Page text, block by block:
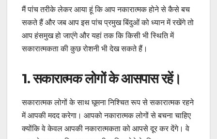
मैं पांच तरीके लेकर आया हूं कि आप नकारात्मक होने से कैसे बच
सकते हैं और जब आप इस पांच प्रमुख बिंदुओं को ध्यान में रखेंगे तो
आप हंसमुख हो जाएंगे और यहां तक ​​कि किसी भी स्थिति में
सकारात्मकता की कुछ रोशनी भी देख सकते हैं।
1. सकारात्मक लोगों के आसपास रहें।
सकारात्मक लोगों के साथ घूमना निश्चित रूप से सकारात्मक रहने
में आपकी मदद करेगा। आपको नकारात्मक लोगों से बचना चाहिए
क्योंकि वे केवल आपकी नकारात्मकता को आपसे दूर कर देंगे। वे